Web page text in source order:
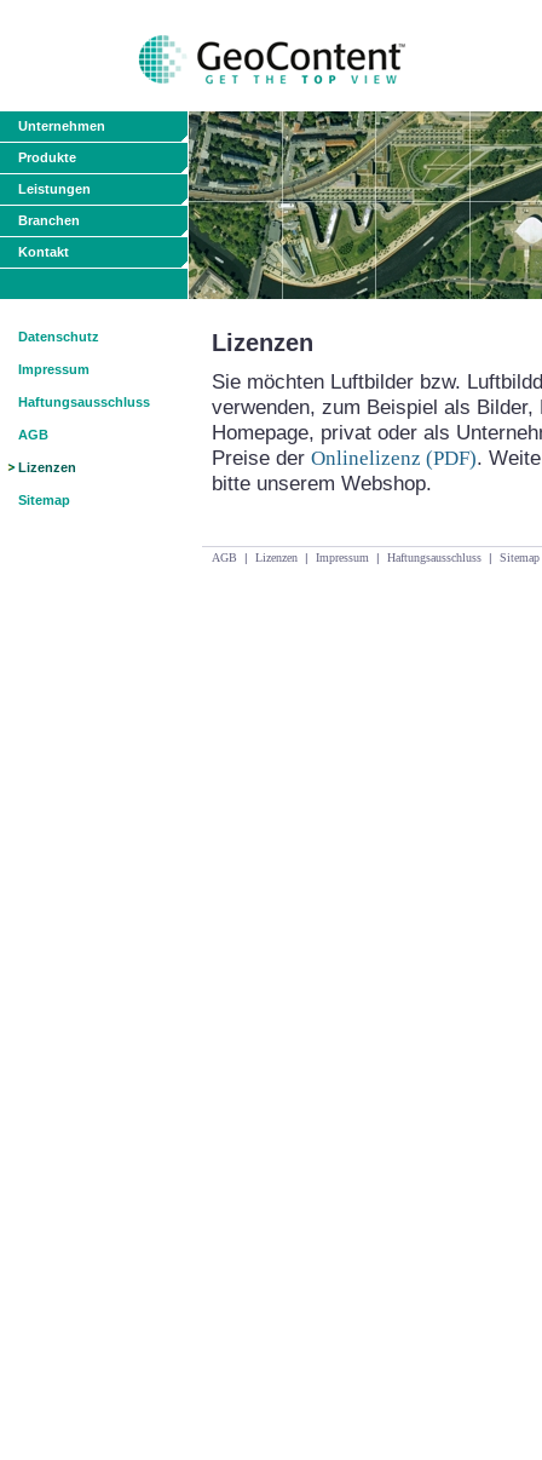
Unternehmen
Produkte
Leistungen
Branchen
Kontakt
Datenschutz
Impressum
Haftungsausschluss
AGB
Lizenzen
Sitemap
Lizenzen
Sie möchten Luftbilder bzw.
verwenden, zum Beispiel als
Homepage, privat oder als
Preise der Onlinelizenz (PDF).
bitte unserem Webshop.
AGB | Lizenzen | Impressum | Haftungsausschluss | Sitemap